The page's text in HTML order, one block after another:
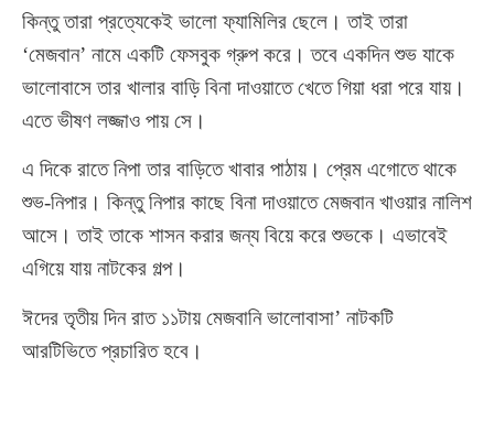
কিন্তু তারা প্রত্যেকেই ভালো ফ্যামিলির ছেলে। তাই তারা
‘মেজবান’ নামে একটি ফেসবুক গ্রুপ করে। তবে একদিন শুভ যাকে
ভালোবাসে তার খালার বাড়ি বিনা দাওয়াতে খেতে গিয়া ধরা পরে যায়।
এতে ভীষণ লজ্জাও পায় সে।
এ দিকে রাতে নিপা তার বাড়িতে খাবার পাঠায়। প্রেম এগোতে থাকে
শুভ-নিপার। কিন্তু নিপার কাছে বিনা দাওয়াতে মেজবান খাওয়ার নালিশ
আসে। তাই তাকে শাসন করার জন্য বিয়ে করে শুভকে। এভাবেই
এগিয়ে যায় নাটকের গল্প।
ঈদের তৃতীয় দিন রাত ১১টায় মেজবানি ভালোবাসা’ নাটকটি
আরটিভিতে প্রচারিত হবে।